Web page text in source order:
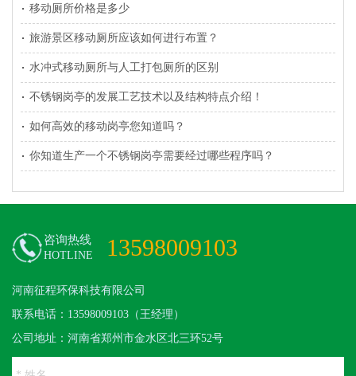
移动厕所价格是多少
旅游景区移动厕所应该如何进行布置？
水冲式移动厕所与人工打包厕所的区别
不锈钢岗亭的发展工艺技术以及结构特点介绍！
如何高效的移动岗亭您知道吗？
你知道生产一个不锈钢岗亭需要经过哪些程序吗？
咨询热线
HOTLINE 13598009103
河南征程环保科技有限公司
联系电话：13598009103（王经理）
公司地址：河南省郑州市金水区北三环52号